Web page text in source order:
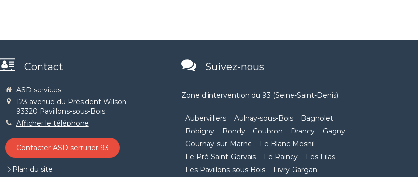
Contact
ASD services
123 avenue du Président Wilson
93320 Pavillons-sous-Bois
Afficher le téléphone
Contacter ASD serrurier 93
Plan du site
Suivez-nous
Zone d'intervention du 93 (Seine-Saint-Denis)
Aubervilliers Aulnay-sous-Bois
Bagnolet
Bobigny
Bondy Coubron Drancy
Gagny
Gournay-sur-Marne
Le Blanc-Mesnil
Le Pré-Saint-Gervais
Le Raincy
Les Lilas
Les Pavillons-sous-Bois
Livry-Gargan